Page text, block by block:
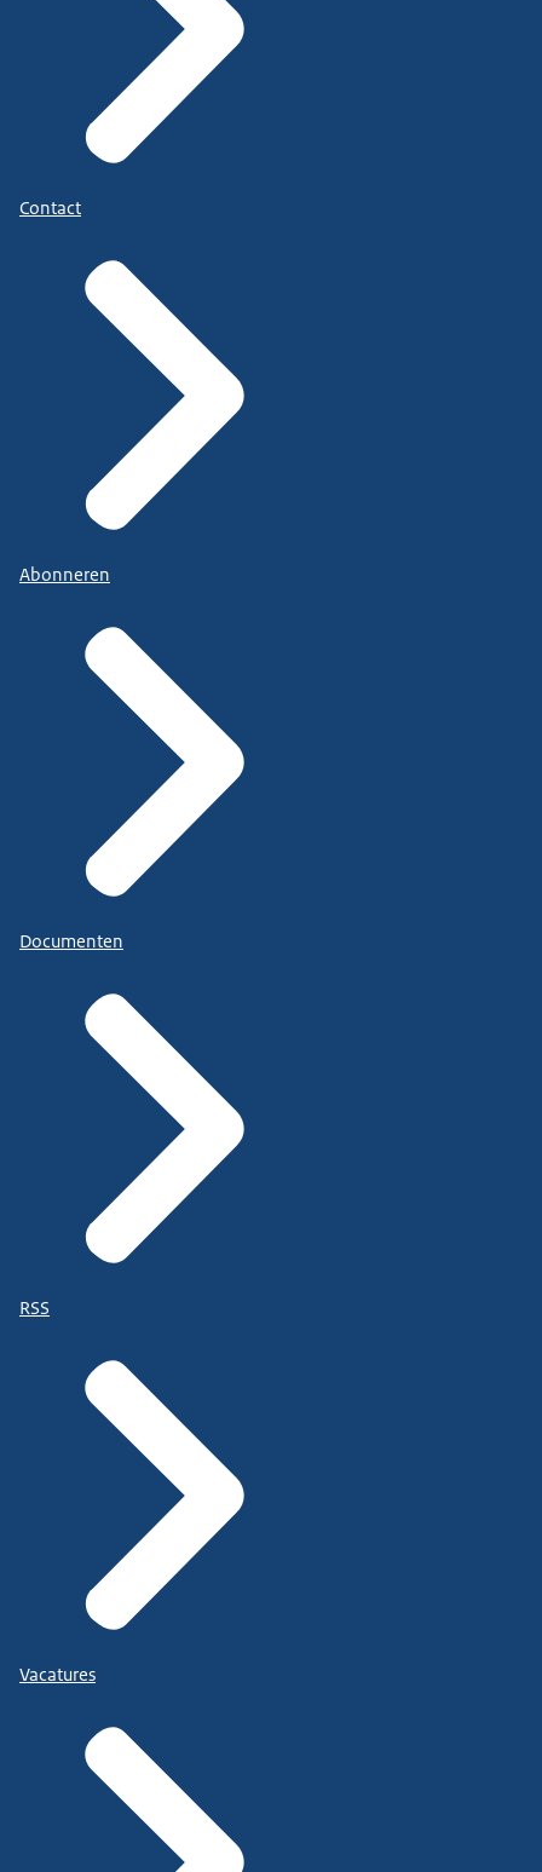
Contact
Abonneren
Documenten
RSS
Vacatures